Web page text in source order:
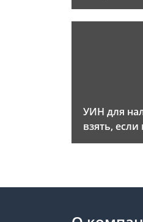
УИН для
взять, если